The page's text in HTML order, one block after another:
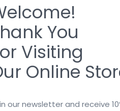
работим
You
Visiting
Online
our newsletter and receive